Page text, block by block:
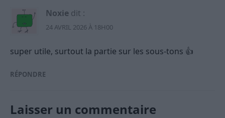
Noxie dit :
24 AVRIL 2026 À 18H00
super utile, surtout la partie sur les sous-tons 👍
RÉPONDRE
Laisser un commentaire